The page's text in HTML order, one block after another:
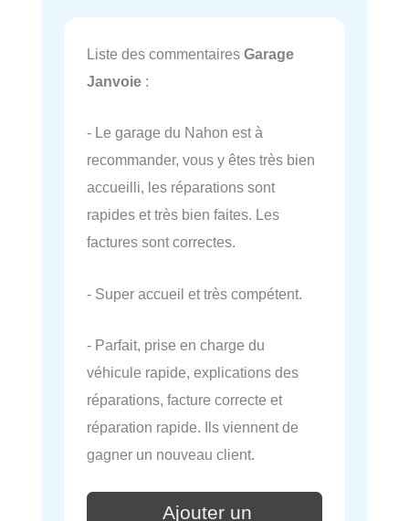
Liste des commentaires Garage
Janvoie :
- Le garage du Nahon est à
recommander, vous y êtes très bien
accueilli, les réparations sont
rapides et très bien faites. Les
factures sont correctes.
- Super accueil et très compétent.
- Parfait, prise en charge du
véhicule rapide, explications des
réparations, facture correcte et
réparation rapide. Ils viennent de
gagner un nouveau client.
Ajouter un